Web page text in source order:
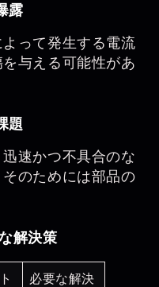
露
って発生する電流
与える可能性があ
題
速かつ不具合のな
のためには部品の
解決策
必要な解決